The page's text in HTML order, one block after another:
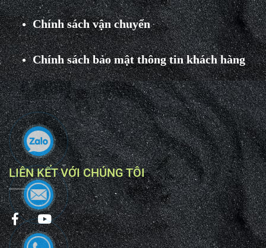
Chính sách vận chuyển
Chính sách bảo mật thông tin khách hàng
LIÊN KẾT VỚI CHÚNG TÔI